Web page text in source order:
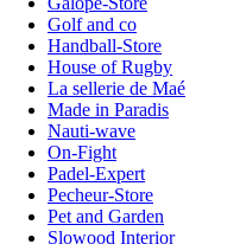
Golf and co
Handball-Store
House of Rugby
La sellerie de Maé
Made in Paradis
Nauti-wave
On-Fight
Padel-Expert
Pecheur-Store
Pet and Garden
Slowood Interior